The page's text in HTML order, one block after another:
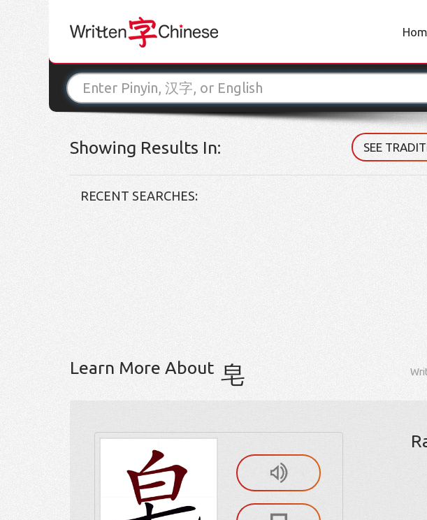
Showing Results In: SEE
RECENT SEARCHES:
Learn More About 皂